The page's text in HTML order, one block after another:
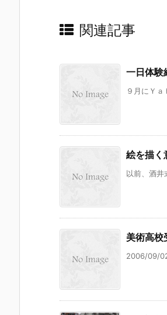
関連記事
一日体験
９月にＹ
絵を描く
以前、酒井
美術高校
2006/09/